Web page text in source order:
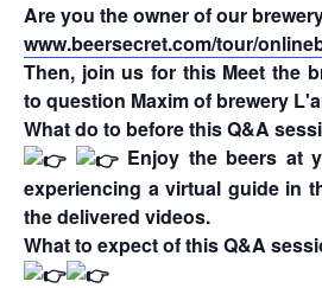
Are you the owner of our
www.beersecret.com/tour/
Then, join us for this Meet the
to question Maxim of brewery
What do to before this Q&A
Enjoy the beers at
experiencing a virtual guide in
the delivered videos.
What to expect of this Q&A